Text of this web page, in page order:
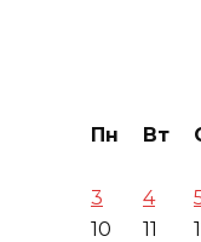
Пн Вт
3
4
10
11